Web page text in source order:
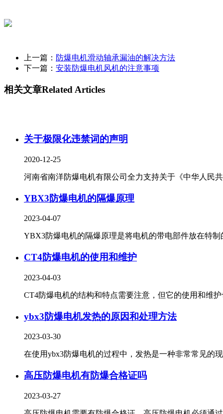
上一篇： 防爆电机滑动轴承漏油的解决方法
下一篇： 安装防爆电机风机的注意事项
相关文章Related Articles
关于极限化违禁词的声明
2020-12-25
河南省南洋防爆电机有限公司全力支持关于《中华人民
YBX3防爆电机的隔爆原理
2023-04-07
YBX3防爆电机的隔爆原理是将电机的带电部件放在特制
CT4防爆电机的使用和维护
2023-04-03
CT4防爆电机的结构和特点需要注意，但它的使用和维护
ybx3防爆电机发热的原因和处理方法
2023-03-30
在使用ybx3防爆电机的过程中，发热是一种非常常见的
高压防爆电机有防爆合格证吗
2023-03-27